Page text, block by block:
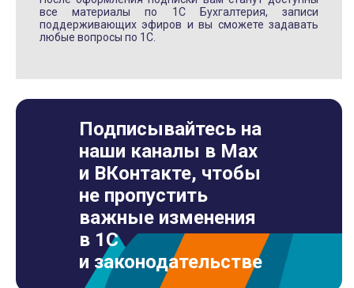
все материалы по 1С Бухгалтерия, записи
поддерживающих эфиров и вы сможете задавать
любые вопросы по 1С.
Подписывайтесь на
наши каналы в Max
и ВКонтакте, чтобы
не пропустить
важные изменения
в 1С
и законодательстве